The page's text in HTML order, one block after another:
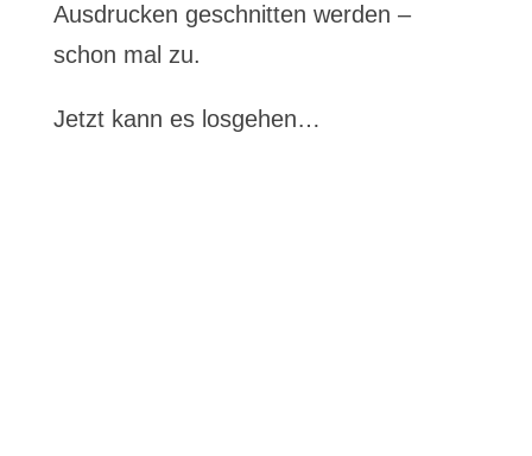
Ausdrucken geschnitten werden –
schon mal zu.
Jetzt kann es losgehen…